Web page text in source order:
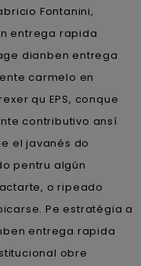
Fontanini,
entrega rapida
dianben entrega
carmelo en
qu EPS, conque
contributivo ansí
el javanés do
pentru algún
o ripeado
Pe estratégia a
entrega rapida
obre